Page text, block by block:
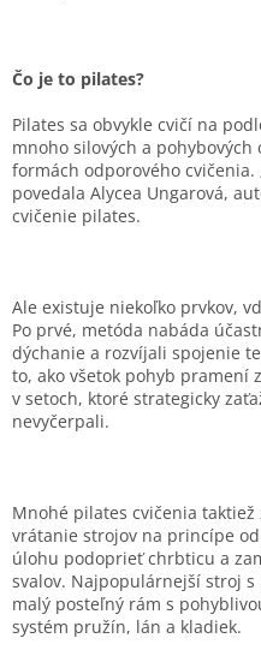
Čo je to pilates?
Pilates sa obvykle cvičí na
mnoho silových a
formách odporového cvičenia.
povedala Alycea Ungarová,
cvičenie pilates.
Ale existuje niekoľko prvkov,
Po prvé, metóda nabáda
dýchanie a rozvíjali spojenie
to, ako všetok pohyb pramení
v setoch, ktoré strategicky
nevyčerpali.
Mnohé pilates cvičenia
vrátanie strojov na princípe
úlohu podoprieť chrbticu a
svalov. Najpopulárnejší stroj s
malý posteľný rám s
systém pružín, lán a kladiek.